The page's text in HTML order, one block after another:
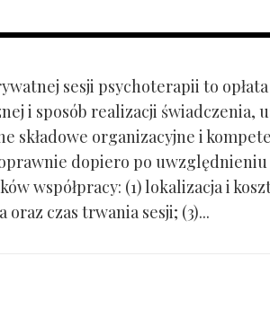
sesji psychoterapii to
i sposób realizacji świadczenia,
składowe organizacyjne i
dopiero po
współpracy: (1) lokalizacja i
oraz czas trwania sesji; (3)...